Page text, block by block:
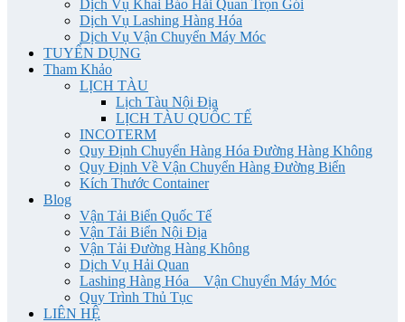
Dịch Vụ Khai Báo Hải Quan Trọn Gói
Dịch Vụ Lashing Hàng Hóa
Dịch Vụ Vận Chuyển Máy Móc
TUYỂN DỤNG
Tham Khảo
LỊCH TÀU
Lịch Tàu Nội Địa
LỊCH TÀU QUỐC TẾ
INCOTERM
Quy Định Chuyển Hàng Hóa Đường Hàng Không
Quy Định Về Vận Chuyển Hàng Đường Biển
Kích Thước Container
Blog
Vận Tải Biển Quốc Tế
Vận Tải Biển Nội Địa
Vận Tải Đường Hàng Không
Dịch Vụ Hải Quan
Lashing Hàng Hóa _ Vận Chuyển Máy Móc
Quy Trình Thủ Tục
LIÊN HỆ